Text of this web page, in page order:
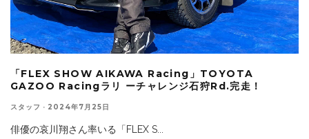
「FLEX SHOW AIKAWA Racing」TOYOTA
GAZOO Racingラリ ーチャレンジ石狩Rd.完走！
スタッフ · 2024年7月25日
俳優の哀川翔さん率いる「FLEX S